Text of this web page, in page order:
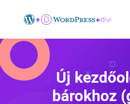
Új
bárokhoz